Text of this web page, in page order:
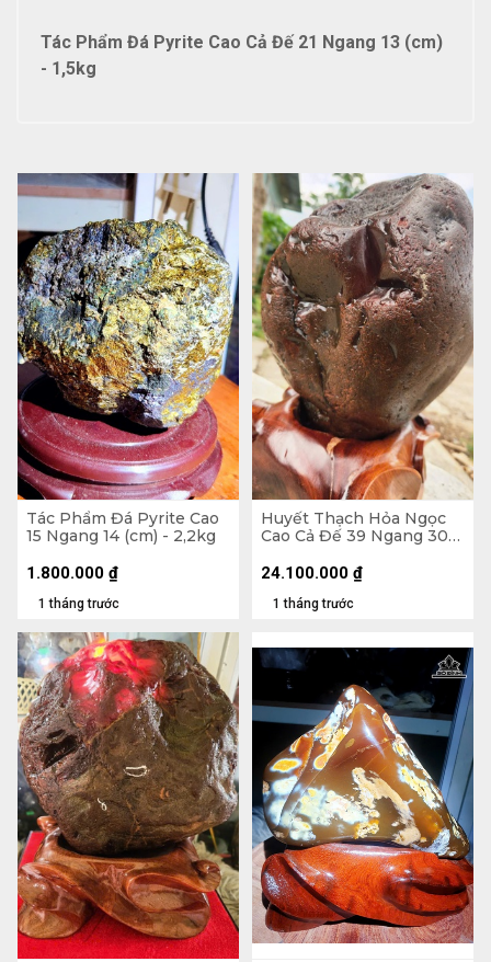
Tác Phẩm Đá Pyrite Cao Cả Đế 21 Ngang 13 (cm)
- 1,5kg
Tác Phẩm Đá Pyrite Cao
15 Ngang 14 (cm) - 2,2kg
1 tháng trước
1.800.000 ₫
Huyết Thạch Hỏa Ngọc
Cao Cả Đế 39 Ngang 30
17,5kg
1 tháng trước
24.100.000 ₫